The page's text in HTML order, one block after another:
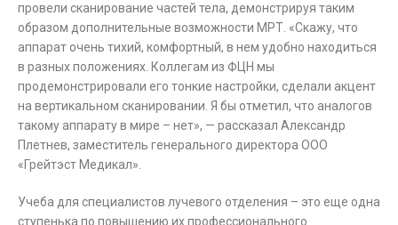
провели сканирование частей тела, демонстрируя таким
образом дополнительные возможности МРТ. «Скажу, что
аппарат очень тихий, комфортный, в нем удобно находиться
в разных положениях. Коллегам из ФЦН мы
продемонстрировали его тонкие настройки, сделали акцент
на вертикальном сканировании. Я бы отметил, что аналогов
такому аппарату в мире – нет», — рассказал Александр
Плетнев, заместитель генерального директора ООО
«Грейтэст Медикал».
Учеба для специалистов лучевого отделения – это еще одна
ступенька по повышению их профессионального